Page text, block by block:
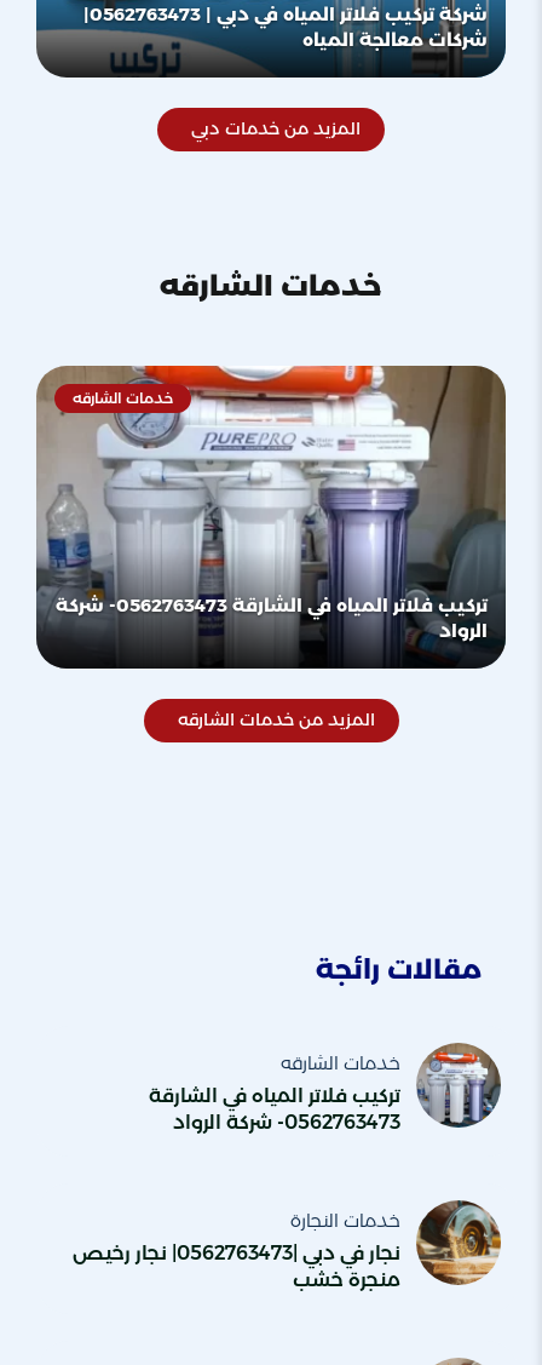
شركة تركيب فلاتر المياه في دبي | 0562763473|
شركات معالجة المياه
المزيد من خدمات دبي
خدمات الشارقه
خدمات الشارقه
تركيب فلاتر المياه في الشارقة 0562763473- شركة
الرواد
المزيد من خدمات الشارقه
مقالات رائجة
خدمات الشارقه
تركيب فلاتر المياه في الشارقة
0562763473- شركة الرواد
خدمات النجارة
نجار في دبي |0562763473| نجار رخيص
منجرة خشب